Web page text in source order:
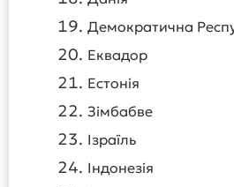
Демократична
Еквадор
Естонія
Зімбабве
Ізраїль
Індонезія